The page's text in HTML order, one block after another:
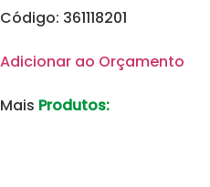
Código: 361118201
Adicionar ao Orçamento
Mais Produtos: